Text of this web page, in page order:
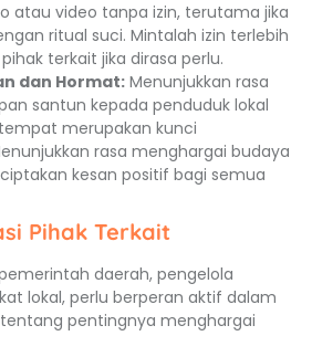
atau video tanpa izin, terutama jika
ritual suci. Mintalah izin terlebih
terkait jika dirasa perlu.
dan Hormat: Menunjukkan rasa
santun kepada penduduk lokal
merupakan kunci
rasa menghargai budaya
kesan positif bagi semua
Pihak Terkait
daerah, pengelola
lokal, perlu berperan aktif dalam
pentingnya menghargai